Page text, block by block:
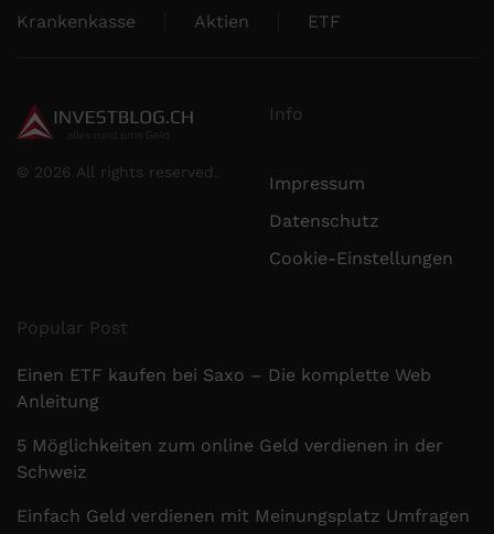
Krankenkasse
Aktien ETF
© 2026 All rights reserved.
Info
Impressum
Datenschutz
Cookie-Einstellungen
Popular Post
Einen ETF kaufen bei Saxo – Die komplette Web
Anleitung
5 Möglichkeiten zum online Geld verdienen in der
Schweiz
Einfach Geld verdienen mit Meinungsplatz Umfragen